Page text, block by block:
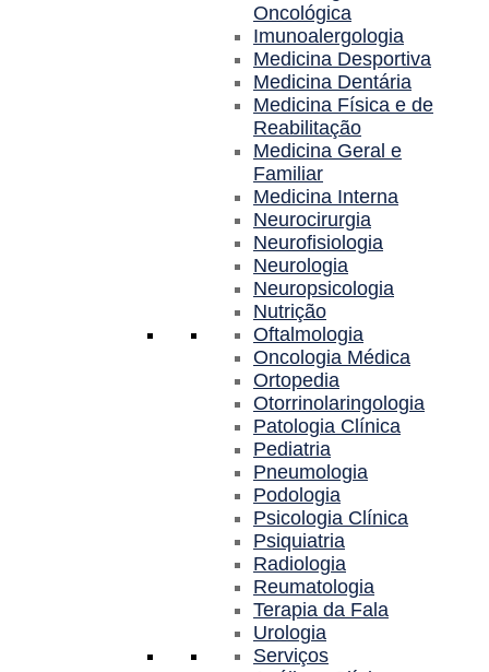
Oncológica
Imunoalergologia
Medicina Desportiva
Medicina Dentária
Medicina Física e de
Reabilitação
Medicina Geral e
Familiar
Medicina Interna
Neurocirurgia
Neurofisiologia
Neurologia
Neuropsicologia
Nutrição
Oftalmologia
Oncologia Médica
Ortopedia
Otorrinolaringologia
Patologia Clínica
Pediatria
Pneumologia
Podologia
Psicologia Clínica
Psiquiatria
Radiologia
Reumatologia
Terapia da Fala
Urologia
Serviços